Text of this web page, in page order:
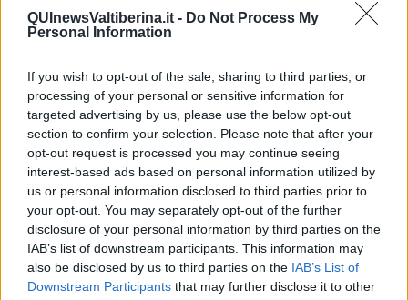
QUInewsValtiberina.it - Do Not Process My
Personal Information
If you wish to opt-out of the sale, sharing to third parties, or
processing of your personal or sensitive information for
targeted advertising by us, please use the below opt-out
section to confirm your selection. Please note that after your
opt-out request is processed you may continue seeing
interest-based ads based on personal information utilized by
us or personal information disclosed to third parties prior to
your opt-out. You may separately opt-out of the further
disclosure of your personal information by third parties on the
IAB’s list of downstream participants. This information may
also be disclosed by us to third parties on the IAB’s List of
Downstream Participants that may further disclose it to other
SANSEPOLCRO —Un cantiere creativo a Sansepolcro, sulla scia
Banksy, della Street Art e dei graffitari.
E’ il progetto che sta partendo a Sansepolcro tra oggi e domani,
con la performance artistica live diNinjaz, noto writer fiorentino, nel
cantiere edilizio dellachiesa di Sant’Agostino.